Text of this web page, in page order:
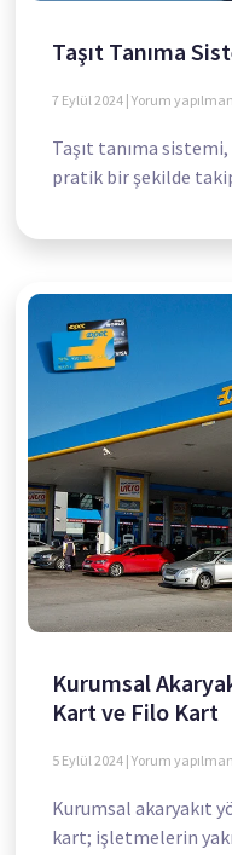
Taşıt Tanıma
7 Eylül 2024 Yorum
Taşıt tanıma
pratik bir şekilde
Kurumsal
Kart ve Filo Kart
5 Eylül 2024 Yorum
Kurumsal akaryakıt
kart; işletmelerin